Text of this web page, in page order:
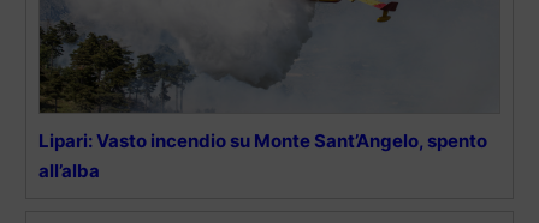
Lipari: Vasto incendio su Monte Sant’Angelo, spento
all’alba